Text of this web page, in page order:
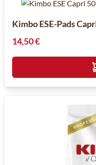
Kimbo ESE-Pads
14,50 €